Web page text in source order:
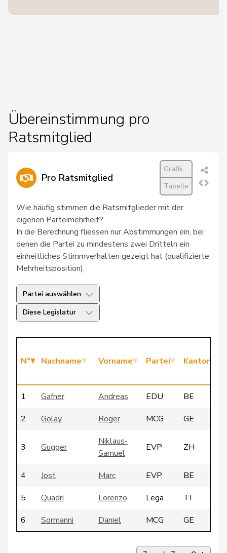
Übereinstimmung pro
Ratsmitglied
Pro Ratsmitglied
Grafik
Tabelle
Wie häufig stimmen die Ratsmitglieder mit der
eigenen Parteimehrheit?
In die Berechnung fliessen nur Abstimmungen ein, bei
denen die Partei zu mindestens zwei Dritteln ein
einheitliches Stimmverhalten gezeigt hat (qualifizierte
Mehrheitsposition).
Partei auswählen
Diese Legislatur
N° Nachname Vorname Partei Kanton
1 Gafner Andreas EDU
BE
2
Golay Roger MCG GE
3 Gugger
Niklaus-
Samuel
EVP ZH
4 Jost Marc EVP
BE
5
Quadri Lorenzo Lega
TI
6
Sormanni Daniel MCG
GE